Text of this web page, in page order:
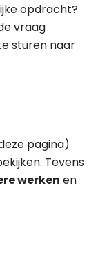
opdracht?
vraag
sturen naar
pagina)
Tevens
werken en